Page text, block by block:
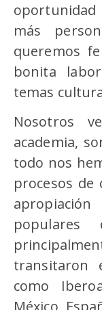
más
queremos
bonita
temas
Nosotros
academia,
todo nos
procesos de
transitaron
como